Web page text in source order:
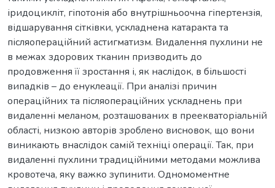
іридоцикліт, гіпотонія або внутрішньоочна гіпертензія,
відшарування сітківки, ускладнена катаракта та
післяопераційний астигматизм. Видалення пухлини не
в межах здорових тканин призводить до
продовження її зростання і, як наслідок, в більшості
випадків – до енуклеації. При аналізі причин
операційних та післяопераційних ускладнень при
видаленні меланом, розташованих в преекваторіальній
області, низкою авторів зроблено висновок, що вони
виникають внаслідок самій техніці операції. Так, при
видаленні пухлини традиційними методами можлива
кровотеча, яку важко зупинити. Одномоментне